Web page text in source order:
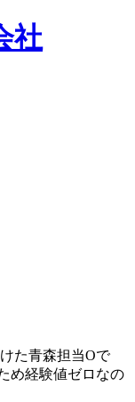
た青森担当Oで
め経験値ゼロなの